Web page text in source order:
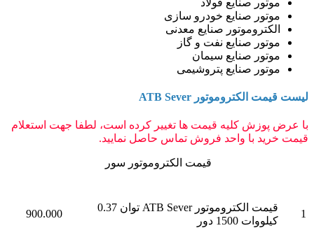
موتور صنایع خودرو سازی
الکتروموتور صنایع معدنی
موتور صنایع نفت و گاز
موتور صنایع سیمان
موتور صنایع پتروشیمی
لیست قیمت الکتروموتور ATB Sever
با عرض پوزش کلیه قیمت ها تغییر کرده است، لطفا جهت استعلام
قیمت خرید با واحد فروش تماس حاصل نمایید.
قیمت الکتروموتور سور
1
قیمت الکتروموتور ATB Sever توان 0.37
کیلووات 1500 دور
900.000